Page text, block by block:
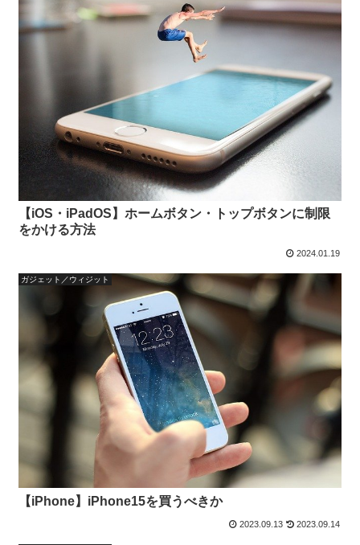
【iOS・iPadOS】ホームボタン・トップボタンに制限
をかける方法
2024.01.19
ガジェット／ウィジット
【iPhone】iPhone15を買うべきか
2023.09.13 2023.09.14